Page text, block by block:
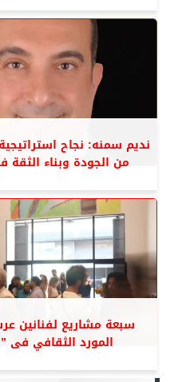
نديم سمنه: نجاح
من الجودة وبناء
سبعة مشاريع لفنانين
المورد الثقافي فى